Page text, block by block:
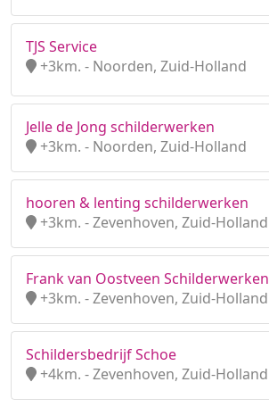
TJS Service
+3km. - Noorden, Zuid-Holland
Jelle de Jong schilderwerken
+3km. - Noorden, Zuid-Holland
hooren & lenting schilderwerken
+3km. - Zevenhoven, Zuid-Holland
Frank van Oostveen Schilderwerken
+3km. - Zevenhoven, Zuid-Holland
Schildersbedrijf Schoe
+4km. - Zevenhoven, Zuid-Holland